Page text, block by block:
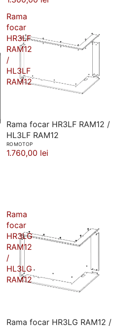
Rama
focar
HR3LF
RAM12
/
HL3LF
RAM12
Rama focar HR3LF RAM12 /
HL3LF RAM12
ROMOTOP
1.760,00 lei
Rama
focar
HR3LG
RAM12
/
HL3LG
RAM12
Rama focar HR3LG RAM12 /